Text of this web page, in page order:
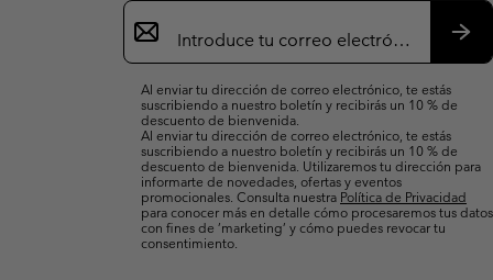
Suscripción
de
correo
Al enviar tu dirección de correo electrónico, te estás
suscribiendo a nuestro boletín y recibirás un 10 % de
descuento de bienvenida.
Al enviar tu dirección de correo electrónico, te estás
suscribiendo a nuestro boletín y recibirás un 10 % de
descuento de bienvenida. Utilizaremos tu dirección para
informarte de novedades, ofertas y eventos
promocionales. Consulta nuestra Política de Privacidad
para conocer más en detalle cómo procesaremos tus datos
con fines de ’marketing’ y cómo puedes revocar tu
consentimiento.